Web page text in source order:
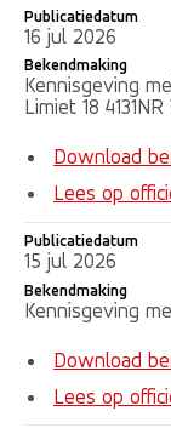
Publicatiedatum
16 jul 2026
Bekendmaking
Kennisgeving
Limiet 18
Download
Lees op
Publicatiedatum
15 jul 2026
Bekendmaking
Kennisgeving
Download
Lees op